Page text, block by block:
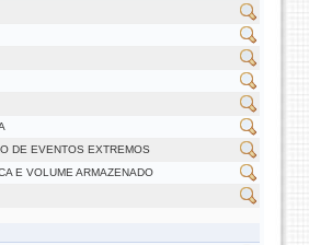
DE EVENTOS EXTREMOS
E VOLUME ARMAZENADO